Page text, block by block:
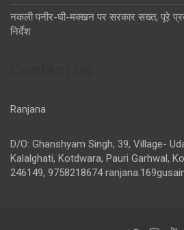
नकली पनीर-घी-मक्खन पर सरकार सख्त, पूरे
निर्देश
Ranjana
D/O: Ghanshyam Singh, 39, Village-
Kalalghati, Kotdwara, Pauri Garhwal,
246149, 9758218674